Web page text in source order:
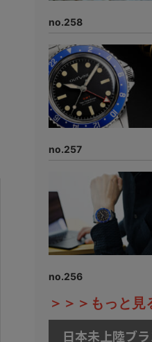
no.258
no.257
no.256
＞＞＞もっと見
日本未上陸ブ